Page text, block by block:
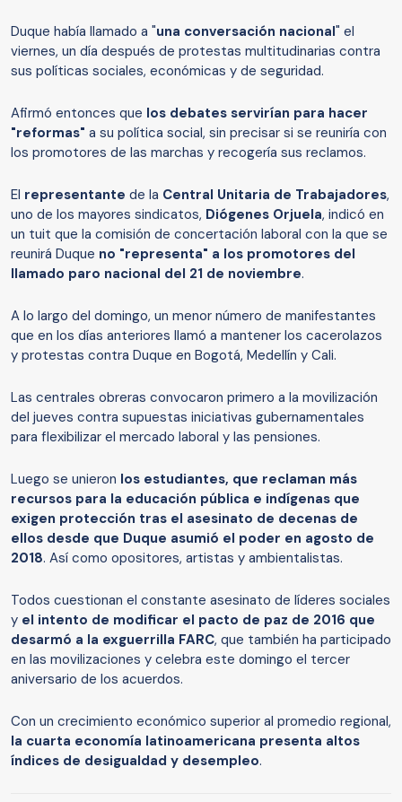
Duque había llamado a "una conversación nacional" el
viernes, un día después de protestas multitudinarias contra
sus políticas sociales, económicas y de seguridad.
Afirmó entonces que los debates servirían para hacer
"reformas" a su política social, sin precisar si se reuniría con
los promotores de las marchas y recogería sus reclamos.
El representante de la Central Unitaria de Trabajadores,
uno de los mayores sindicatos, Diógenes Orjuela, indicó en
un tuit que la comisión de concertación laboral con la que se
reunirá Duque no "representa" a los promotores del
llamado paro nacional del 21 de noviembre.
A lo largo del domingo, un menor número de manifestantes
que en los días anteriores llamó a mantener los cacerolazos
y protestas contra Duque en Bogotá, Medellín y Cali.
Las centrales obreras convocaron primero a la movilización
del jueves contra supuestas iniciativas gubernamentales
para flexibilizar el mercado laboral y las pensiones.
Luego se unieron los estudiantes, que reclaman más
recursos para la educación pública e indígenas que
exigen protección tras el asesinato de decenas de
ellos desde que Duque asumió el poder en agosto de
2018. Así como opositores, artistas y ambientalistas.
Todos cuestionan el constante asesinato de líderes sociales
y el intento de modificar el pacto de paz de 2016 que
desarmó a la exguerrilla FARC, que también ha participado
en las movilizaciones y celebra este domingo el tercer
aniversario de los acuerdos.
Con un crecimiento económico superior al promedio regional,
la cuarta economía latinoamericana presenta altos
índices de desigualdad y desempleo.